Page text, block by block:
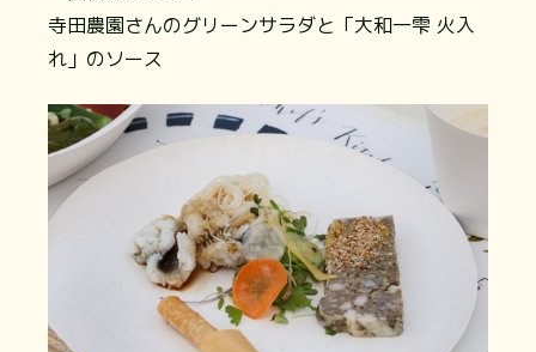
寺田農園さんのグリーンサラダと「大和一雫 火入
れ」のソース